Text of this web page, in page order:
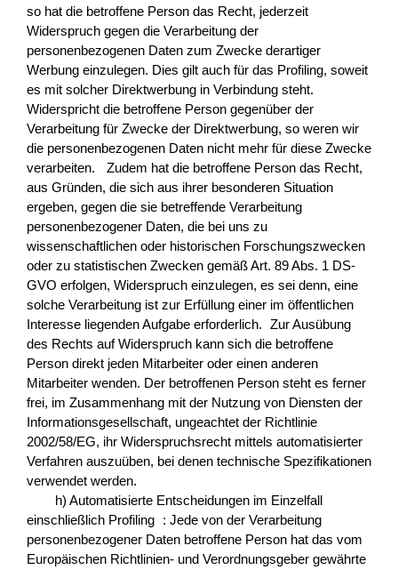
so hat die betroffene Person das Recht, jederzeit
Widerspruch gegen die Verarbeitung der
personenbezogenen Daten zum Zwecke derartiger
Werbung einzulegen. Dies gilt auch für das Profiling, soweit
es mit solcher Direktwerbung in Verbindung steht.
Widerspricht die betroffene Person gegenüber der
Verarbeitung für Zwecke der Direktwerbung, so weren wir
die personenbezogenen Daten nicht mehr für diese Zwecke
verarbeiten. Zudem hat die betroffene Person das Recht,
aus Gründen, die sich aus ihrer besonderen Situation
ergeben, gegen die sie betreffende Verarbeitung
personenbezogener Daten, die bei uns zu
wissenschaftlichen oder historischen Forschungszwecken
oder zu statistischen Zwecken gemäß Art. 89 Abs. 1 DS-
GVO erfolgen, Widerspruch einzulegen, es sei denn, eine
solche Verarbeitung ist zur Erfüllung einer im öffentlichen
Interesse liegenden Aufgabe erforderlich. Zur Ausübung
des Rechts auf Widerspruch kann sich die betroffene
Person direkt jeden Mitarbeiter oder einen anderen
Mitarbeiter wenden. Der betroffenen Person steht es ferner
frei, im Zusammenhang mit der Nutzung von Diensten der
Informationsgesellschaft, ungeachtet der Richtlinie
2002/58/EG, ihr Widerspruchsrecht mittels automatisierter
Verfahren auszuüben, bei denen technische Spezifikationen
verwendet werden.
h) Automatisierte Entscheidungen im Einzelfall
einschließlich Profiling : Jede von der Verarbeitung
personenbezogener Daten betroffene Person hat das vom
Europäischen Richtlinien- und Verordnungsgeber gewährte